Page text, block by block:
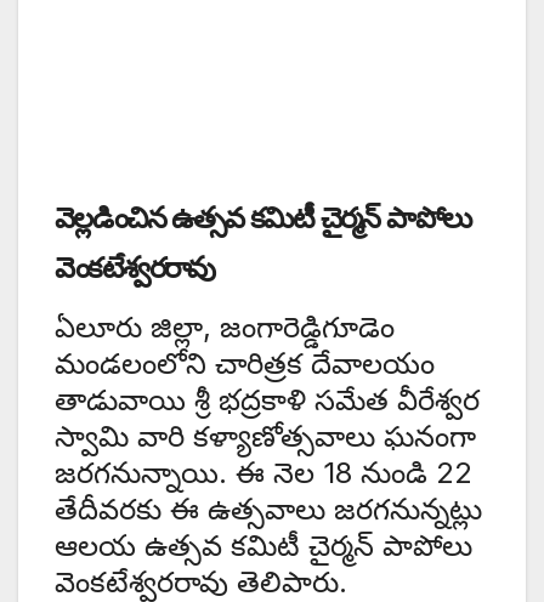
వెల్లడించిన ఉత్సవ కమిటీ చైర్మన్ పాపోలు
వెంకటేశ్వరరావు
ఏలూరు జిల్లా, జంగారెడ్డిగూడెం
మండలంలోని చారిత్రక దేవాలయం
తాడువాయి శ్రీ భద్రకాళి సమేత వీరేశ్వర
స్వామి వారి కళ్యాణోత్సవాలు ఘనంగా
జరగనున్నాయి. ఈ నెల 18 నుండి 22
తేదీవరకు ఈ ఉత్సవాలు జరగనున్నట్లు
ఆలయ ఉత్సవ కమిటీ చైర్మన్ పాపోలు
వెంకటేశ్వరరావు తెలిపారు.